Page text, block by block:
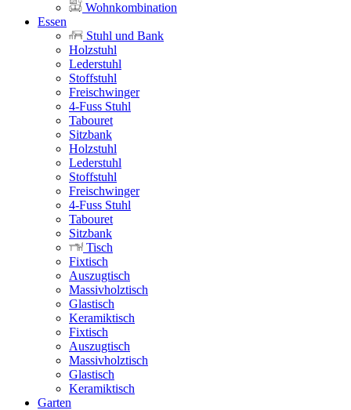
Wohnkombination
Essen
Stuhl und Bank
Holzstuhl
Lederstuhl
Stoffstuhl
Freischwinger
4-Fuss Stuhl
Tabouret
Sitzbank
Holzstuhl
Lederstuhl
Stoffstuhl
Freischwinger
4-Fuss Stuhl
Tabouret
Sitzbank
Tisch
Fixtisch
Auszugtisch
Massivholztisch
Glastisch
Keramiktisch
Fixtisch
Auszugtisch
Massivholztisch
Glastisch
Keramiktisch
Garten